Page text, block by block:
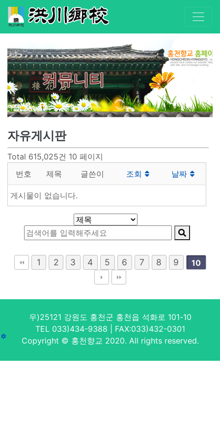
커뮤니티
자유게시판
Total 615,025건 10 페이지
번호
제목 글쓴이 조회 날짜
게시물이 없습니다.
1 2 3 4 5 6 7 8 9 10
우)25121 강원도 홍천군 홍천읍 석화로 101-10
TEL 033)434-9388 | FAX:033)432-0301
Copyright © 홍천향교 2020. All rights reserved.